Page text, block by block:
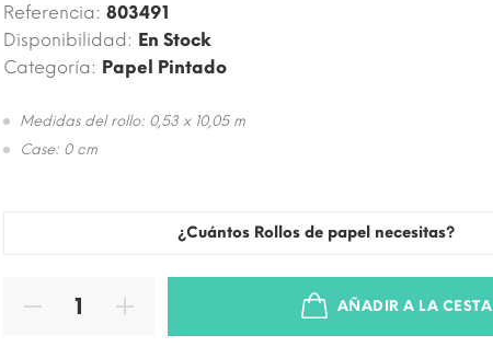
Referencia: 803491
Disponibilidad: En Stock
Categoría: Papel Pintado
Medidas del rollo: 0,53 x 10,05 m
Case: 0 cm
¿Cuántos Rollos de papel necesitas?
AÑADIR A LA CESTA